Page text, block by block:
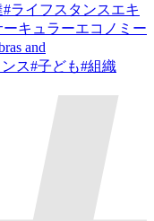
#ライフスタンスエキ
ーキュラーエコノミー
and
ス#子ども#組織